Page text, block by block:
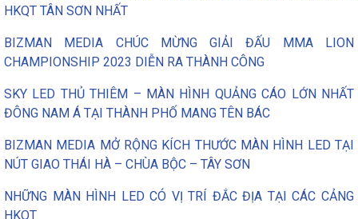
HKQT TÂN SƠN NHẤT
BIZMAN MEDIA CHÚC MỪNG GIẢI ĐẤU MMA LION
CHAMPIONSHIP 2023 DIỄN RA THÀNH CÔNG
SKY LED THỦ THIÊM – MÀN HÌNH QUẢNG CÁO LỚN NHẤT
ĐÔNG NAM Á TẠI THÀNH PHỐ MANG TÊN BÁC
BIZMAN MEDIA MỞ RỘNG KÍCH THƯỚC MÀN HÌNH LED TẠI
NÚT GIAO THÁI HÀ – CHÙA BỘC – TÂY SƠN
NHỮNG MÀN HÌNH LED CÓ VỊ TRÍ ĐẮC ĐỊA TẠI CÁC CẢNG
HKQT